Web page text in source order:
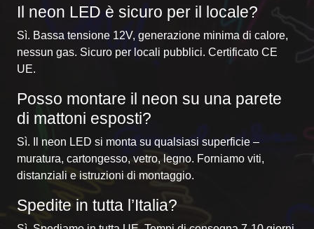
Il neon LED è sicuro per il locale?
Sì. Bassa tensione 12V, generazione minima di calore,
nessun gas. Sicuro per locali pubblici. Certificato CE
UE.
Posso montare il neon su una parete
di mattoni esposti?
Sì. Il neon LED si monta su qualsiasi superficie –
muratura, cartongesso, vetro, legno. Forniamo viti,
distanziali e istruzioni di montaggio.
Spedite in tutta l’Italia?